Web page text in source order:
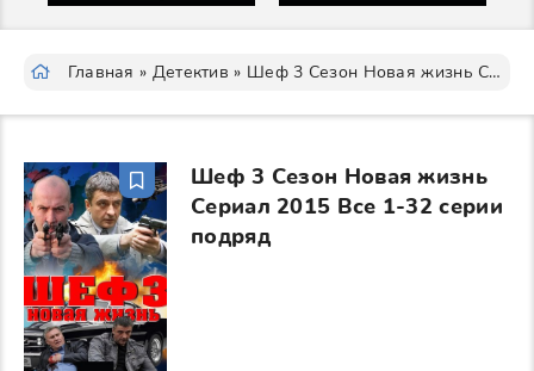
Главная » Детектив » Шеф 3 Сезон Новая жизнь Сериал
Шеф 3 Сезон Новая жизнь
Сериал 2015 Все 1-32 серии
подряд